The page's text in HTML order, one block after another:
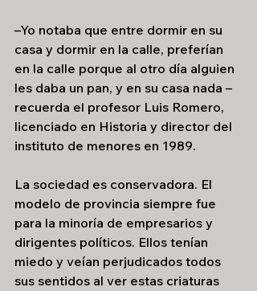
–Yo notaba que entre dormir en su
casa y dormir en la calle, preferían
en la calle porque al otro día alguien
les daba un pan, y en su casa nada –
recuerda el profesor Luis Romero,
licenciado en Historia y director del
instituto de menores en 1989.
La sociedad es conservadora. El
modelo de provincia siempre fue
para la minoría de empresarios y
dirigentes políticos. Ellos tenían
miedo y veían perjudicados todos
sus sentidos al ver estas criaturas